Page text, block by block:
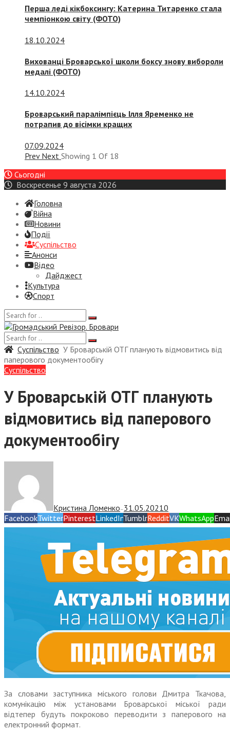
Перша леді кікбоксингу: Катерина Титаренко стала
чемпіонкою світу (ФОТО)
18.10.2024
Вихованці Броварської школи боксу знову вибороли
медалі (ФОТО)
14.10.2024
Броварський паралімпієць Ілля Яременко не
потрапив до вісімки кращих
07.09.2024
Prev Next Showing 1 Of 18
Сьогодні
Воскресенье 9 августа 2026
Головна
Війна
Новини
Події
Суспiльство
Анонси
Відео
Дайджест
Культура
Спорт
Суспiльство У Броварській ОТГ планують відмовитись від
паперового документообігу
Суспiльство
У Броварській ОТГ планують
відмовитись від паперового
документообігу
Кристина Ломенко — 31.05.20210
FacebookTwitterPinterestLinkedInTumblrRedditVKWhatsApp
За словами заступника міського голови Дмитра Ткачова,
комунікацію між установами Броварської міської ради
відтепер будуть покроково переводити з паперового на
електронний формат.